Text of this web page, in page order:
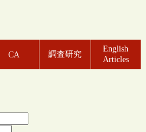
CA 調査研究
English
Articles